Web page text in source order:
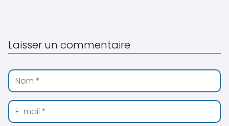
Laisser un commentaire